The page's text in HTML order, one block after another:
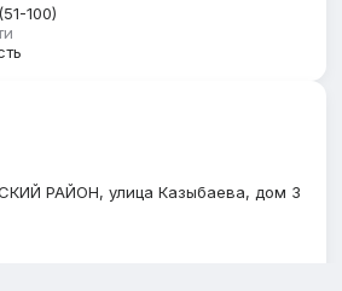
100)
РАЙОН, улица Казыбаева, дом 3